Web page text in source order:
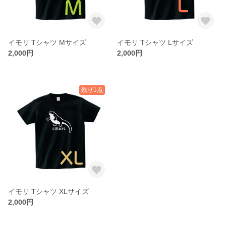
イモリ Tシャツ Mサイズ
2,000円
イモリ Tシャツ Lサイズ
2,000円
残り1点
イモリ Tシャツ XLサイズ
2,000円